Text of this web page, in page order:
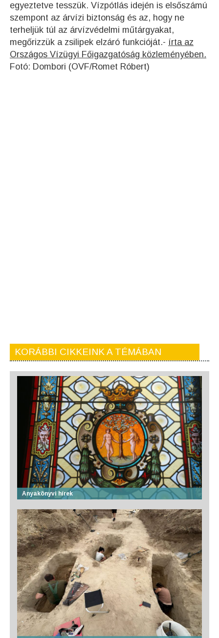
egyeztetve tesszük. Vízpótlás idején is elsőszámú
szempont az árvízi biztonság és az, hogy ne
terheljük túl az árvízvédelmi műtárgyakat,
megőrizzük a zsilipek elzáró funkcióját.- írta az
Országos Vízügyi Főigazgatóság közleményében.
Fotó: Dombori (OVF/Romet Róbert)
KORÁBBI CIKKEINK A TÉMÁBAN
Anyakönyvi hírek